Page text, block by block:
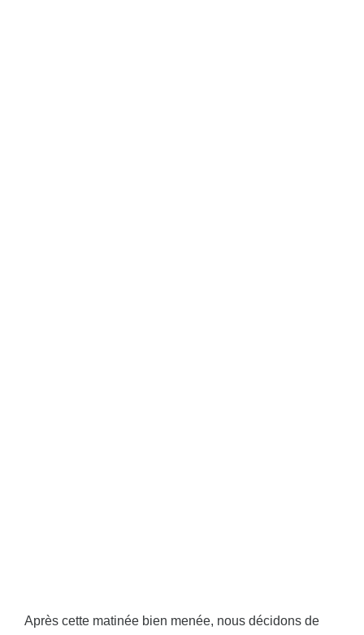
Après cette matinée bien menée, nous décidons de